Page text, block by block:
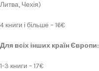
Литва, Чехія)
4 книги і більше – 16€
Для всіх інших країн Європи:
1-3 книги – 17€